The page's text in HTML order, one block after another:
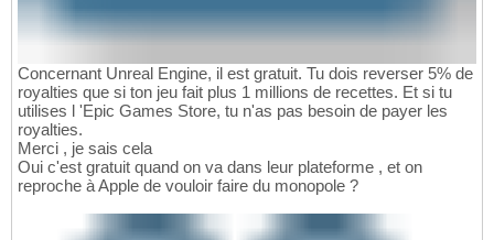
Concernant Unreal Engine, il est gratuit. Tu dois reverser 5% de
royalties que si ton jeu fait plus 1 millions de recettes. Et si tu
utilises l 'Epic Games Store, tu n'as pas besoin de payer les
royalties.
Merci , je sais cela
Oui c'est gratuit quand on va dans leur plateforme , et on
reproche à Apple de vouloir faire du monopole ?